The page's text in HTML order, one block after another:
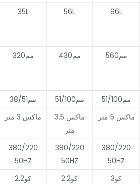
35L 56L 96L
مم320 مم430 مم560
مم38/51 مم51/100
مم51/100
ماكس 3 متر
ماكس 3.5
متر
ماكس 5 متر
380/220
50HZ
380/220
50HZ
380/220
50HZ
كو2.2 كو2.2 كو3